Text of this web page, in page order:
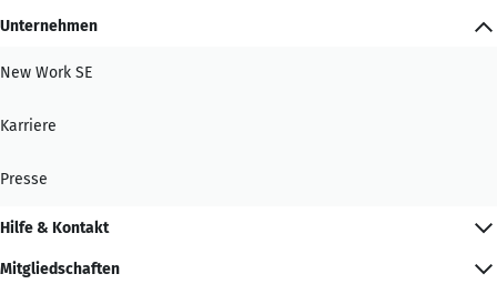
Unternehmen
New Work SE
Karriere
Presse
Hilfe & Kontakt
Mitgliedschaften